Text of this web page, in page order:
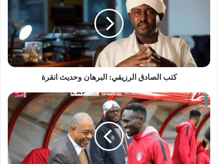
انقرة
كتب الصادق الرزيقي: البرهان وحديث انقرة
السودان
في
مباراة
مصيرية
امام
غينيا
اليوم